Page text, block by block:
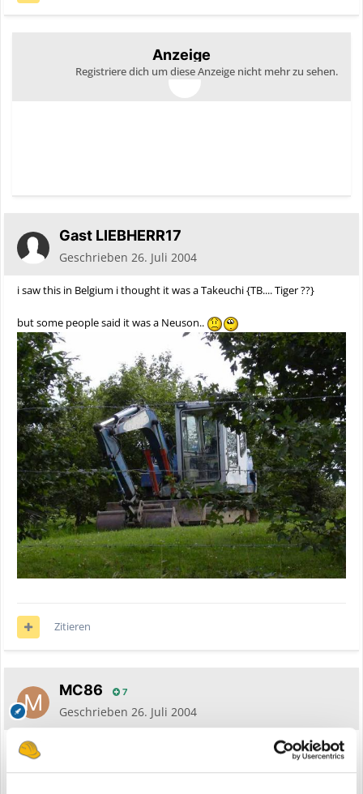
Anzeige
Registriere dich um diese Anzeige nicht mehr zu sehen.
Gast LIEBHERR17
Geschrieben 26. Juli 2004
i saw this in Belgium i thought it was a Takeuchi {TB.... Tiger ??}
but some people said it was a Neuson..
Zitieren
MC86 7
Geschrieben 26. Juli 2004
Ich bin mir nicht 1000% ig sicher aber ich würd sagen es ist ein
älterer Takeuchi.